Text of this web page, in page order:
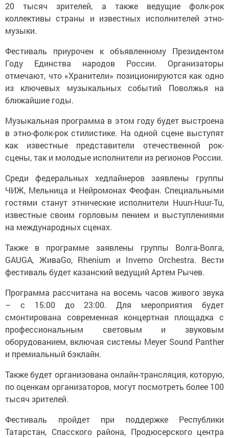
20 тысяч зрителей, а также ведущие фолк-рок
коллективы страны и известных исполнителей этно-
музыки.
Фестиваль приурочен к объявленному Президентом
Году Единства народов России. Организаторы
отмечают, что «Хранители» позиционируются как одно
из ключевых музыкальных событий Поволжья на
ближайшие годы.
Музыкальная программа в этом году будет выстроена
в этно-фолк-рок стилистике. На одной сцене выступят
как известные представители отечественной рок-
сцены, так и молодые исполнители из регионов России.
Среди федеральных хедлайнеров заявлены группы
ЧИЖ, Мельница и Нейромонах Феофан. Специальными
гостями станут этнические исполнители Huun-Huur-Tu,
известные своим горловым пением и выступлениями
на международных сценах.
Также в программе заявлены группы Волга-Волга,
GAUGA, ЖиваGо, Rhenium и Inverno Orchestra. Вести
фестиваль будет казанский ведущий Артем Рычев.
Программа рассчитана на восемь часов живого звука
– с 15:00 до 23:00. Для мероприятия будет
смонтирована современная концертная площадка с
профессиональным световым и звуковым
оборудованием, включая системы Meyer Sound Panther
и премиальный бэклайн.
Также будет организована онлайн-трансляция, которую,
по оценкам организаторов, могут посмотреть более 100
тысяч зрителей.
Фестиваль пройдет при поддержке Республики
Татарстан, Спасского района, Продюсерского центра